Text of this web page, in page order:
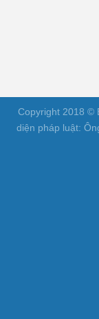
Copyright 2018 ©
diện pháp luật: